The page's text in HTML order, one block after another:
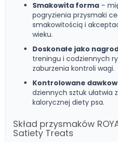
Smakowita forma –
pogryzienia przysmaki
smakowitością i
wieku.
Doskonałe jako
treningu i codziennych
zaburzenia kontroli wagi.
Kontrolowane
dziennych sztuk ułatwia
kalorycznej diety psa.
Skład przysmaków
Satiety Treats